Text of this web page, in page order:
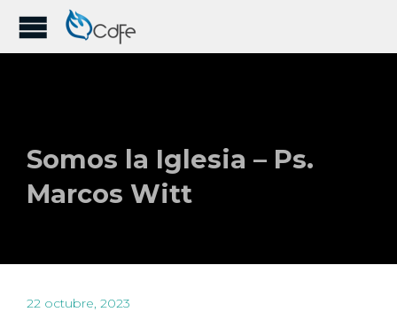
Somos la Iglesia – Ps.
Marcos Witt
22 octubre, 2023